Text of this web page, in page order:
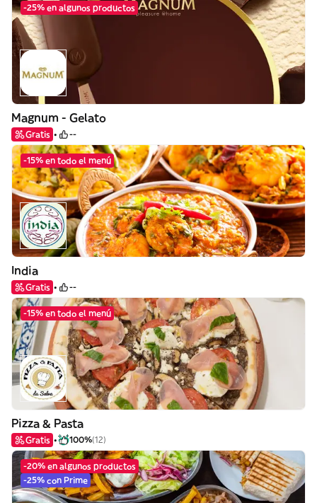
-25% en algunos productos
Magnum - Gelato
Gratis --
-15% en todo el menú
India
Gratis --
-15% en todo el menú
Pizza & Pasta
Gratis 100%(12)
-20% en algunos productos
-25% con Prime